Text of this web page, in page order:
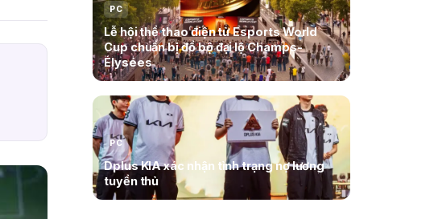
PC
Lễ hội thể thao điện tử Esports World
Cup chuẩn bị đổ bộ đại lộ Champs-
Élysées
PC
Dplus KIA xác nhận tình trạng nợ lương
tuyển thủ